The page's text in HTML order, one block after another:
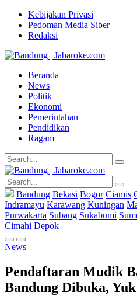
Kebijakan Privasi
Pedoman Media Siber
Redaksi
Beranda
News
Politik
Ekonomi
Pemerintahan
Pendidikan
Ragam
Bandung Bekasi Bogor Ciamis
Indramayu Karawang Kuningan
Purwakarta Subang Sukabumi
Cimahi Depok
News
Pendaftaran Mudik
Bandung Dibuka,